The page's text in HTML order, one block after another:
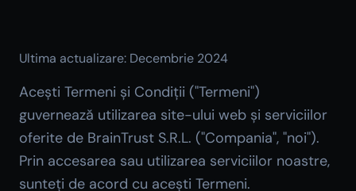
Ultima actualizare: Decembrie 2024
Acești Termeni și Condiții ("Termeni")
guvernează utilizarea site-ului web și serviciilor
oferite de BrainTrust S.R.L. ("Compania", "noi").
Prin accesarea sau utilizarea serviciilor noastre,
sunteți de acord cu acești Termeni.